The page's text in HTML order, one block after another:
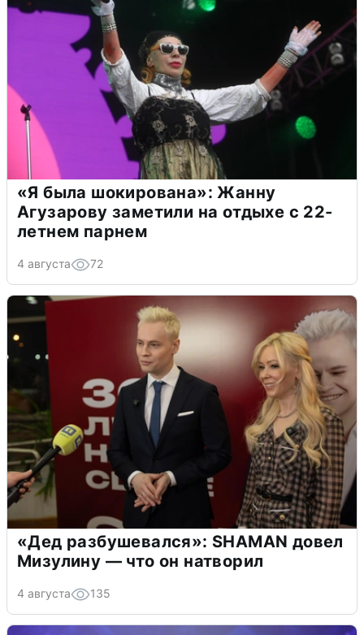
«Я была шокирована»: Жанну
Агузарову заметили на отдыхе с 22-
летнем парнем
4 августа 72
«Дед разбушевался»: SHAMAN довел
Мизулину — что он натворил
4 августа 135